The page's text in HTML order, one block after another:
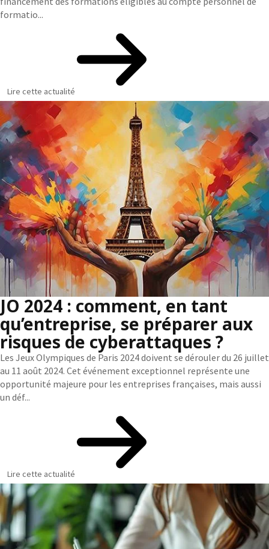
formatio...
Lire cette actualité
JO 2024 : comment, en tant
qu’entreprise, se préparer aux
risques de cyberattaques ?
Les Jeux Olympiques de Paris 2024 doivent se dérouler du 26 juillet
au 11 août 2024. Cet événement exceptionnel représente une
opportunité majeure pour les entreprises françaises, mais aussi
un déf...
Lire cette actualité